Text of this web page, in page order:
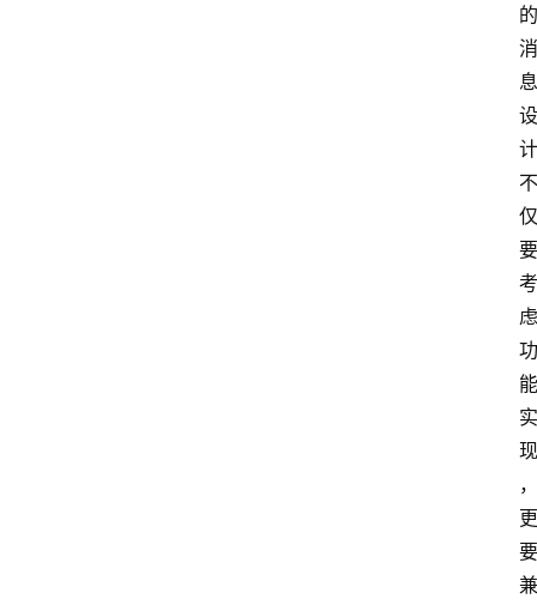
的
消
息
设
计
不
仅
要
考
虑
功
能
实
现
，
更
要
兼